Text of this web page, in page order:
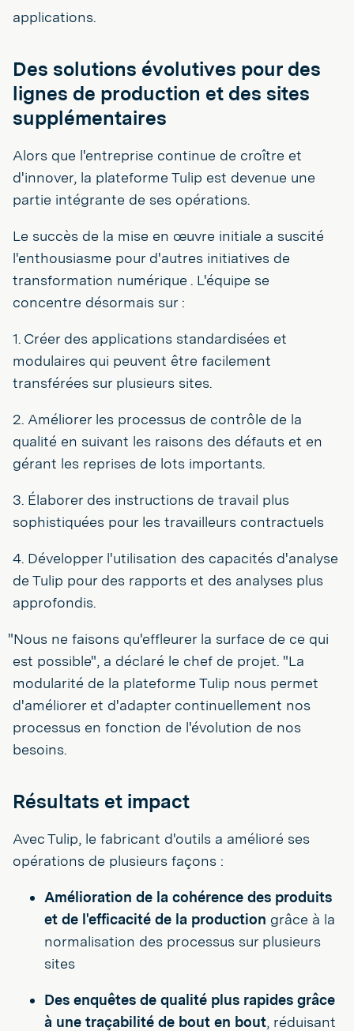
applications.
Des solutions évolutives pour des
lignes de production et des sites
supplémentaires
Alors que l'entreprise continue de croître et
d'innover, la plateforme Tulip est devenue une
partie intégrante de ses opérations.
Le succès de la mise en œuvre initiale a suscité
l'enthousiasme pour d'autres initiatives de
transformation numérique . L'équipe se
concentre désormais sur :
1. Créer des applications standardisées et
modulaires qui peuvent être facilement
transférées sur plusieurs sites.
2. Améliorer les processus de contrôle de la
qualité en suivant les raisons des défauts et en
gérant les reprises de lots importants.
3. Élaborer des instructions de travail plus
sophistiquées pour les travailleurs contractuels
4. Développer l'utilisation des capacités d'analyse
de Tulip pour des rapports et des analyses plus
approfondis.
"Nous ne faisons qu'effleurer la surface de ce qui
est possible", a déclaré le chef de projet. "La
modularité de la plateforme Tulip nous permet
d'améliorer et d'adapter continuellement nos
processus en fonction de l'évolution de nos
besoins.
Résultats et impact
Avec Tulip, le fabricant d'outils a amélioré ses
opérations de plusieurs façons :
Amélioration de la cohérence des produits
et de l'efficacité de la production grâce à la
normalisation des processus sur plusieurs
sites
Des enquêtes de qualité plus rapides grâce
à une traçabilité de bout en bout, réduisant